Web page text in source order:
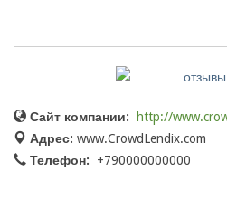
Сайт компании:
http://
Адрес: www.CrowdLendix.com
Телефон:
+790000000000